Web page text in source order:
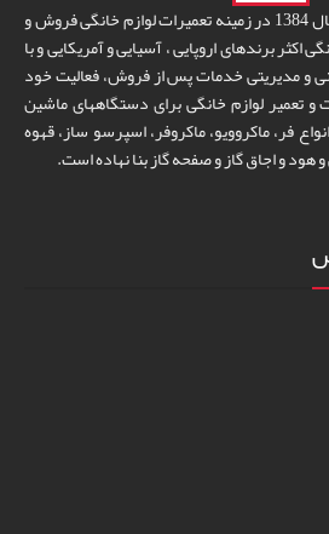
این شرکت فعالیت خود را از سال 1384 در زمینه تعمیرات لوازم خانگی فروش و
برندهای اروپایی ، آسیایی و آمریکایی و با
و مدیریتی خدمات پس از فروش، فعالیت خود
تعمیر لوازم خانگی برای دستگاههای ماشین
فر، ماکروویو، ماکروفر، اسپرسو ساز، قهوه
هود و اجاق گاز و صفحه گاز بنا نهاده است.